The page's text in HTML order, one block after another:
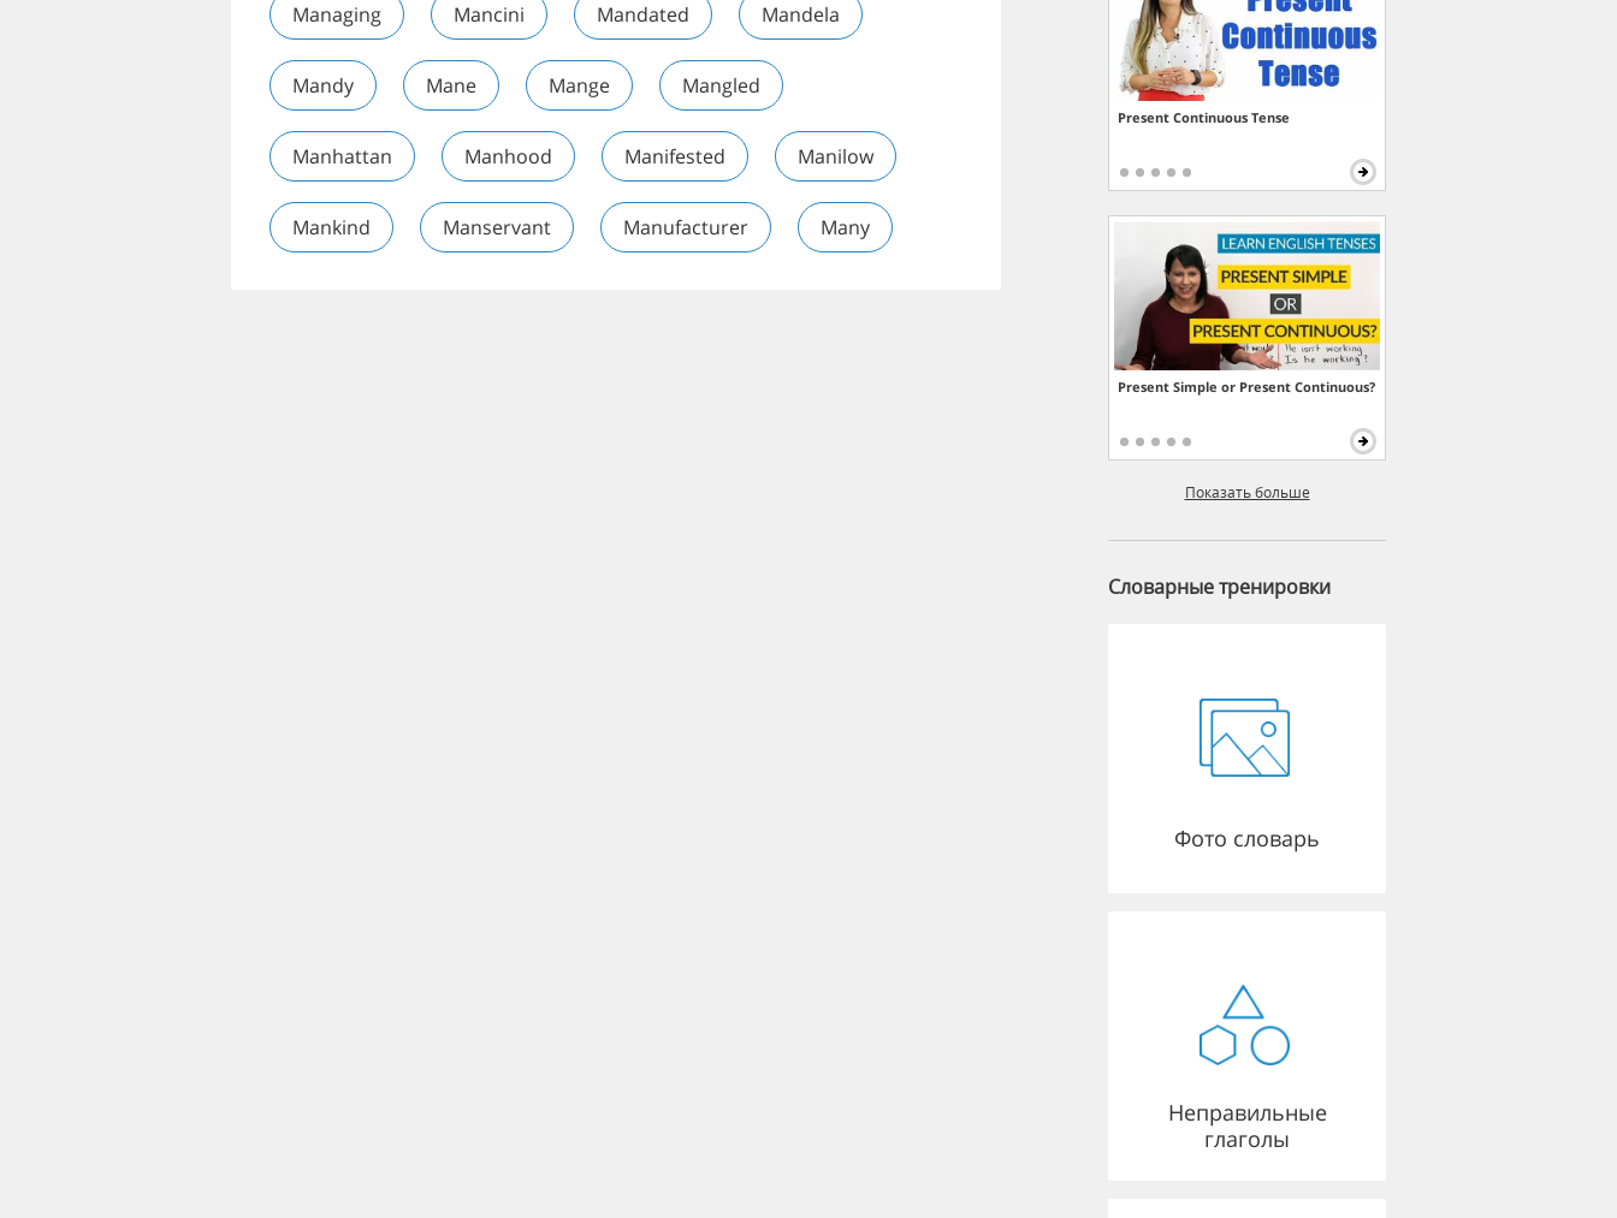
Managing Mancini Mandated Mandela
Mandy Mane Mange Mangled
Manhattan Manhood Manifested Manilow
Mankind Manservant Manufacturer Many
Present Continuous Tense
Present Simple or Present Continuous?
Показать больше
Словарные тренировки
Фото словарь
Неправильные
глаголы